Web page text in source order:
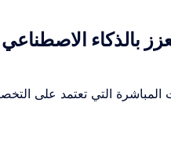
بالذكاء الاصطناعي
المباشرة التي تعتمد على